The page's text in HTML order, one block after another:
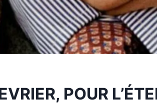
POUR